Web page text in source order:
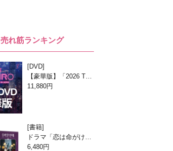
売れ筋ランキング
DVD
【豪華版】「2026 TH
E CHIMIRO IN JAPA
11,880円
書籍
ドラマ「恋は命がけ」
台本集 [全2巻]
6,480円